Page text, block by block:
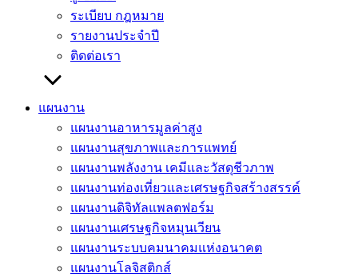
ระเบียบ กฎหมาย
รายงานประจำปี
ติดต่อเรา
แผนงาน
แผนงานอาหารมูลค่าสูง
แผนงานสุขภาพและการแพทย์
แผนงานพลังงาน เคมีและวัสดุชีวภาพ
แผนงานท่องเที่ยวและเศรษฐกิจสร้างสรรค์
แผนงานดิจิทัลแพลตฟอร์ม
แผนงานเศรษฐกิจหมุนเวียน
แผนงานระบบคมนาคมแห่งอนาคต
แผนงานโลจิสติกส์